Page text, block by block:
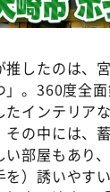
推したのは、
」。360度全
たインテリア
その中には、
い部屋もあり
）誘いやす